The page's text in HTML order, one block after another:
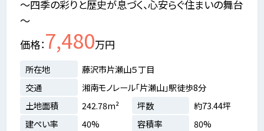
～四季の彩りと歴史が息づく、心安らぐ住まいの舞台
～
価格 7,480万円
所在地
藤沢市片瀬山５丁目
交通
湘南モノレール「片瀬山」駅徒歩8分
土地面積
242.78m² 坪数
約73.44坪
建ぺい率
40% 容積率 80%